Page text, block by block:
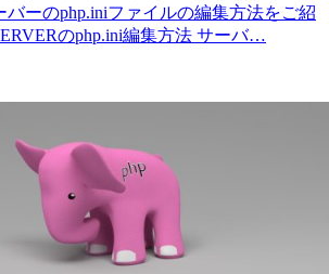
バーのphp.iniファイルの編集方法をご紹
のphp.ini編集方法 サーバ…